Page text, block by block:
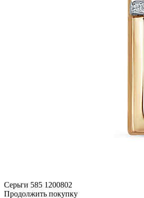
Серьги 585 1200802
Продолжить покупку